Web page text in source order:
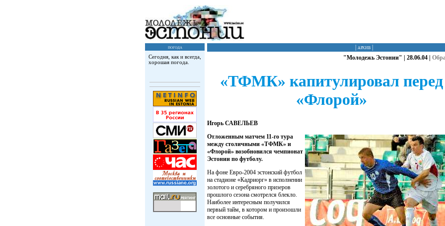
погода
Сегодня, как и всегда,
хорошая погода.
архив
"Молодежь Эстонии" | 28.06.04 |
«ТФМК» капитулировал перед
«Флорой»
Игорь САВЕЛЬЕВ
Отложенным матчем 11-го тура
между столичными «ТФМК» и
«Флорой» возобновился чемпионат
Эстонии по футболу.
На фоне Евро-2004 эстонский футбол
на стадионе «Кадриорг» в исполнении
золотого и серебряного призеров
прошлого сезона смотрелся блекло.
Наиболее интересным получился
первый тайм, в котором и произошли
все основные события.